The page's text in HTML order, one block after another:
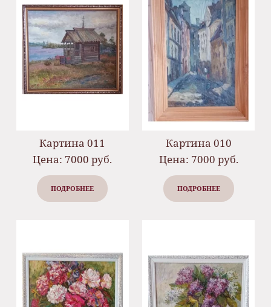
Картина 011
Цена: 7000 руб.
ПОДРОБНЕЕ
Картина 010
Цена: 7000 руб.
ПОДРОБНЕЕ